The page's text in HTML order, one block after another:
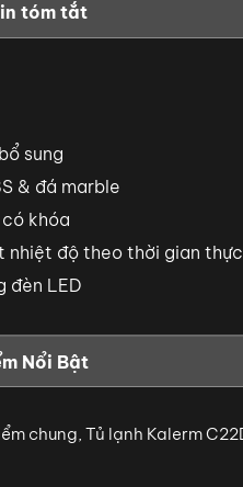
tóm tắt
sung
& đá marble
khóa
nhiệt độ theo thời gian thực
đèn LED
Nổi Bật